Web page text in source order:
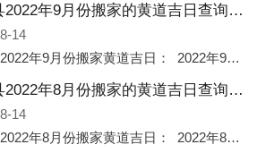
镇康县2022年9月份搬家的黄道吉日查询大全一览表哪天适合搬家好日子
14
镇康县2022年9月份搬家黄道吉日： 2022年9月6日 「星期二」 农历八月十一2022年9月12日 「星期一」 农历八月十七2022年9月16日 「星期五」 农历八月廿一2022年9月2
镇康县2022年8月份搬家的黄道吉日查询大全一览表哪天适合搬家好日子
14
镇康县2022年8月份搬家黄道吉日： 2022年8月2日 「星期二」 农历七月初五2022年8月6日 「星期六」 农历七月初九2022年8月8日 「星期一」 农历七月十一2022年8月10日 「